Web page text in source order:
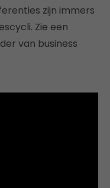
zijn immers
Zie een
van business